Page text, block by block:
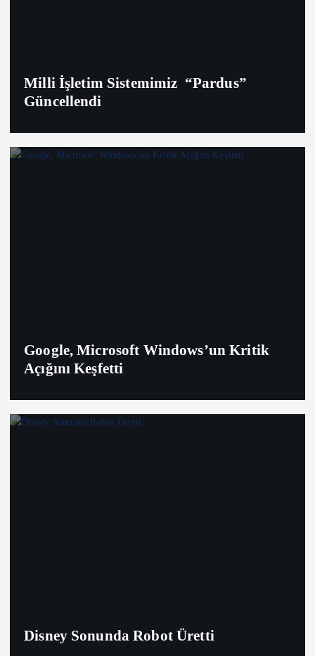
Milli İşletim Sistemimiz “Pardus”
Güncellendi
Google, Microsoft Windows’un Kritik
Açığını Keşfetti
Disney Sonunda Robot Üretti